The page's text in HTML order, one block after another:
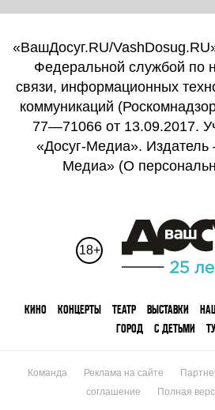
«ВашДосуг.RU/
Федеральной службой по
связи, информационных
коммуникаций
77—71066 от 13.09.2017.
«Досуг-Медиа».
Медиа» (О
18+
КИНО КОНЦЕРТЫ ТЕАТР ВЫСТАВКИ
ГОРОД
С ДЕТЬМИ
Команда Реклама на сайте
соглашение
Полная